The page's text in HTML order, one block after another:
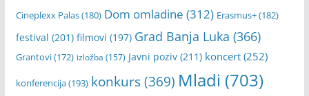
Cineplexx Palas(180) Dom omladine (312) Erasmus+(182)
festival (201) filmovi (197) Grad Banja Luka (366)
Grantovi(172) izložba (157) Javni poziv(211) koncert(252)
konferencija(193) konkurs(369) Mladi (703)